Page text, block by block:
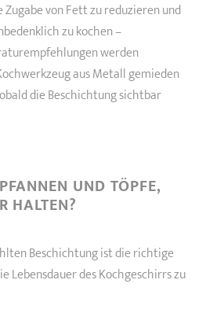
von Fett zu reduzieren und
zu kochen –
werden
aus Metall gemieden
die Beschichtung sichtbar
UND TÖPFE,
HALTEN?
Beschichtung ist die richtige
Lebensdauer des Kochgeschirrs zu